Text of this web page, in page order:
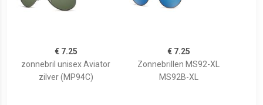
€ 7.25
zonnebril unisex Aviator
zilver (MP94C)
€ 7.25
Zonnebrillen MS92-XL
MS92B-XL